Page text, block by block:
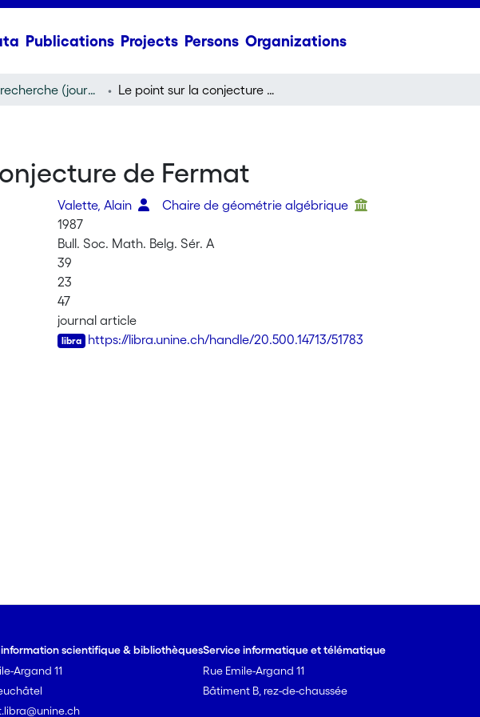
Publications Projects Persons Organizations
Article de recherche (journal article) Le point sur la conjecture de Fermat
de Fermat
Valette, Alain
Chaire de géométrie algébrique
1987
Bull. Soc. Math. Belg. Sér. A
39
23
47
journal article
https://libra.unine.ch/handle/20.500.14713/51783
information scientifique & bibliothèques
Argand 11
Service informatique et télématique
Rue Emile-Argand 11
Bâtiment B, rez-de-chaussée